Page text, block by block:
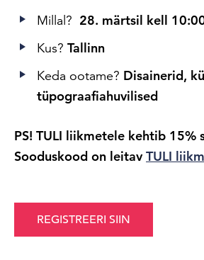
Millal? 28. märtsil kell
Kus? Tallinn
Keda ootame? Disainerid,
tüpograafiahuvilised
PS! TULI liikmetele kehtib 15%
Sooduskood on leitavTULI
REGISTREERI SIIN